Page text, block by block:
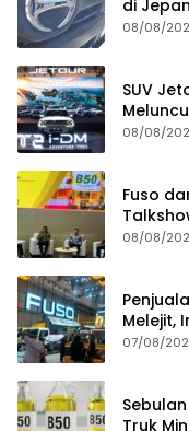
di
08/08/
SUV
08/08/
Fuso
08/08/
Melejit,
07/08/
Truk